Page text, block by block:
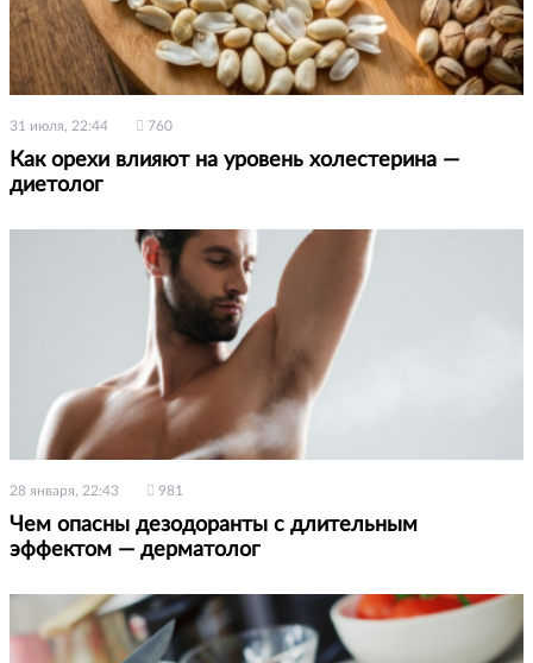
31 июля, 22:44 760
Как орехи влияют на уровень холестерина —
диетолог
28 января, 22:43 981
Чем опасны дезодоранты с длительным
эффектом — дерматолог